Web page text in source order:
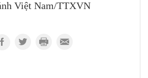
Việt Nam/TTXVN